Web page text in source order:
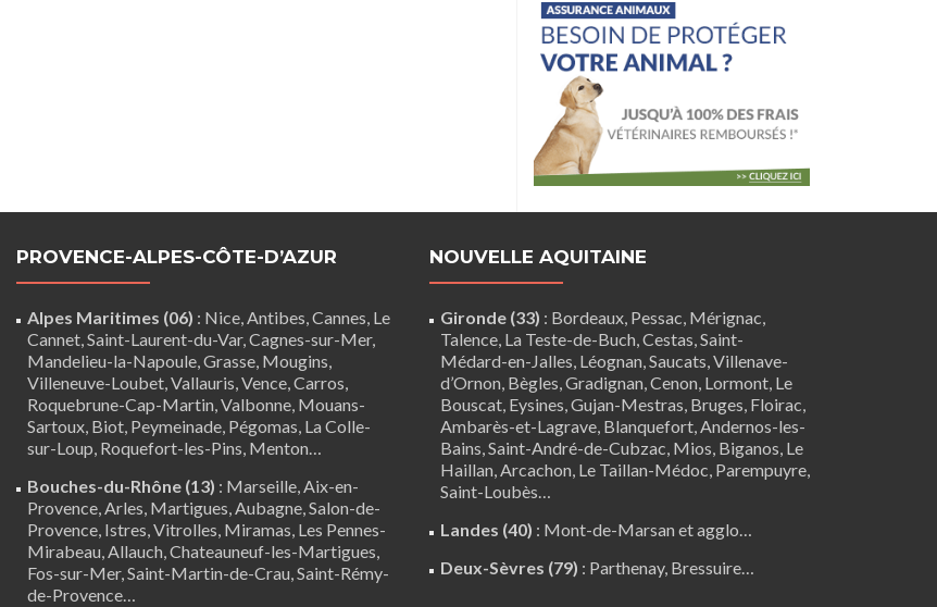
PROVENCE-ALPES-CÔTE-D’AZUR
Alpes Maritimes (06) : Nice,Antibes,Cannes, Le
Cannet,Saint-Laurent-du-Var,Cagnes-sur-Mer,
Mandelieu-la-Napoule,Grasse, Mougins,
Villeneuve-Loubet,Vallauris,Vence,Carros,
Roquebrune-Cap-Martin,Valbonne, Mouans-
Sartoux, Biot, Peymeinade, Pégomas, La Colle-
sur-Loup, Roquefort-les-Pins, Menton…
Bouches-du-Rhône (13) : Marseille,Aix-en-
Provence,Arles, Martigues,Aubagne,Salon-de-
Provence, Istres,Vitrolles, Miramas, Les Pennes-
Mirabeau,Allauch,Chateauneuf-les-Martigues,
Fos-sur-Mer,Saint-Martin-de-Crau,Saint-Rémy-
de-Provence…
NOUVELLE AQUITAINE
Gironde (33) : Bordeaux, Pessac, Mérignac,
Talence, La Teste-de-Buch,Cestas,Saint-
Médard-en-Jalles, Léognan,Saucats,Villenave-
d’Ornon, Bègles,Gradignan,Cenon, Lormont, Le
Bouscat, Eysines, Gujan-Mestras, Bruges, Floirac,
Ambarès-et-Lagrave, Blanquefort,Andernos-les-
Bains, Saint-André-de-Cubzac, Mios, Biganos, Le
Haillan,Arcachon, Le Taillan-Médoc, Parempuyre,
Saint-Loubès…
Landes (40) : Mont-de-Marsan et agglo…
Deux-Sèvres (79) : Parthenay, Bressuire…